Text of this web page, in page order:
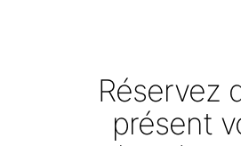
Réservez
présent